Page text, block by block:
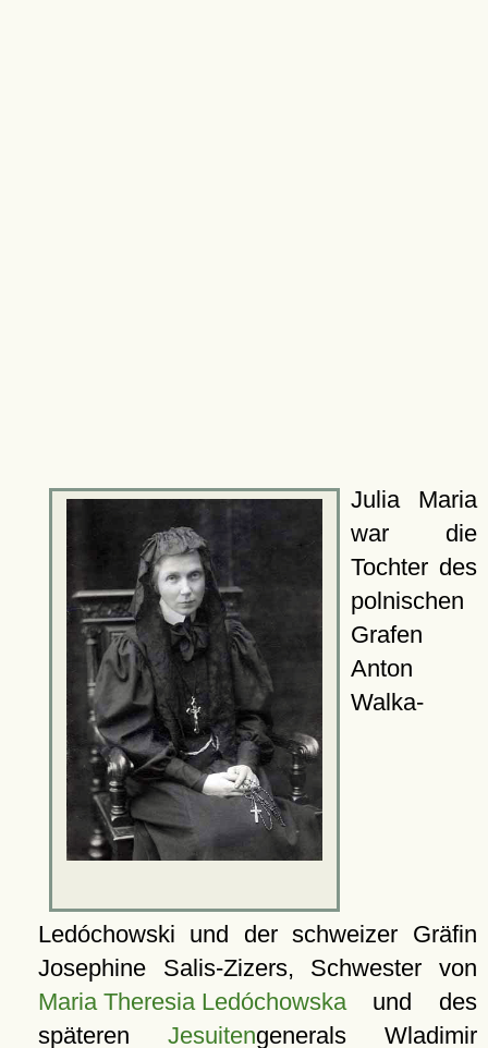
Julia Maria
war die
Tochter des
polnischen
Grafen
Anton
Walka-
Ledóchowski und der schweizer Gräfin
Josephine Salis-Zizers, Schwester von
Maria Theresia Ledóchowskaund des
späteren Jesuitengenerals Wladimir